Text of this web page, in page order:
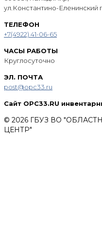
ул.Константино-Еленинский
ТЕЛЕФОН
+7(4922) 41-06-65
ЧАСЫ РАБОТЫ
Круглосуточно
ЭЛ. ПОЧТА
post@opc33.ru
Сайт OPC33.RU
© 2026 ГБУЗ ВО
ЦЕНТР"